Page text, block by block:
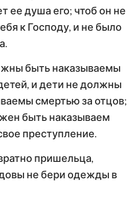
4 5 6
7
12
14
18 19 20
33
ее душа его; чтоб он не
к Господу, и не было
быть наказываемы
и дети не должны
смертью за отцов;
быть наказываем
преступление.
пришельца,
не бери одежды в